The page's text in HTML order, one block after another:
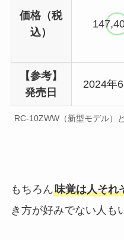
価格（税
込）
【参考】
発売日
2024年
RC-10ZWW（新型モデル）
もちろん味覚は人それ
き方が好みでない人も